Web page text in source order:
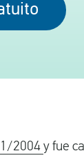
2004y fue